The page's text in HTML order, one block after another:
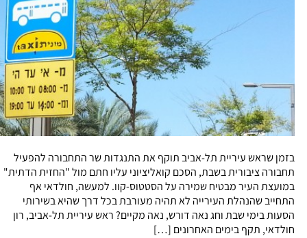
בזמן שראש עיריית תל-אביב תוקף את התנגדות שר התחבורה להפעיל
תחבורה ציבורית בשבת, הסכם קואליציוני עליו חתם מול "החזית הדתית"
במועצת העיר מבטיח שמירה על הסטטוס-קוו. למעשה, חולדאי אף
התחייב שהנהלת העירייה לא תהיה מעורבת בכל דרך שהיא בשירותי
הסעות בימי שבת וחג נאה דורש, נאה מקיים? ראש עיריית תל-אביב, רון
חולדאי, תקף בימים האחרונים […]